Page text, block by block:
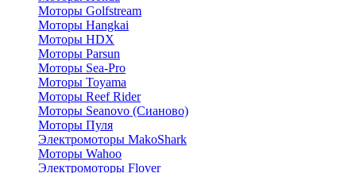
Моторы Golfstream
Моторы Hangkai
Моторы HDX
Моторы Parsun
Моторы Sea-Pro
Моторы Toyama
Моторы Reef Rider
Моторы Seanovo (Сианово)
Моторы Пуля
Электромоторы MakoShark
Моторы Wahoo
Электромоторы Flover